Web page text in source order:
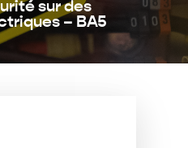
sur des
– BA5